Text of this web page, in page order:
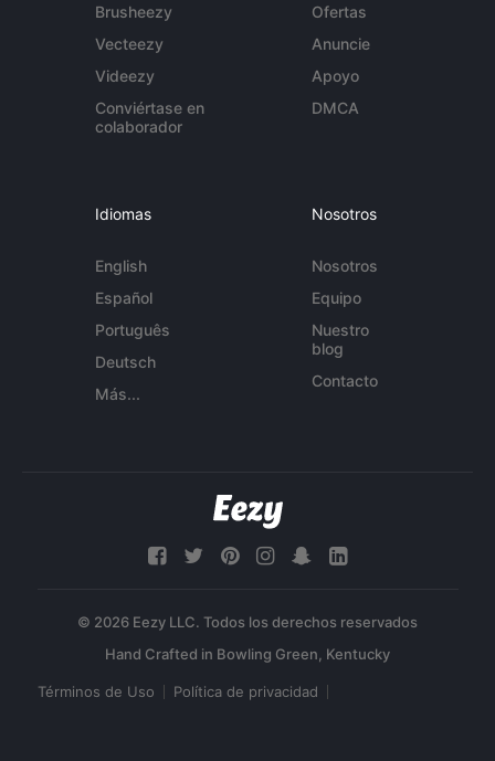
Brusheezy
Vecteezy
Videezy
Conviértase en
colaborador
Ofertas
Anuncie
Apoyo
DMCA
Idiomas
English
Español
Português
Deutsch
Más...
Nosotros
Nosotros
Equipo
Nuestro
blog
Contacto
© 2026 Eezy LLC. Todos los derechos reservados
Términos de Uso Política de privacidad